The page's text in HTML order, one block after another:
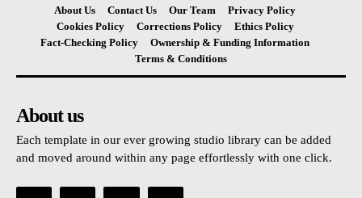
About Us Contact Us Our Team
Privacy Policy
Cookies Policy
Corrections Policy
Ethics Policy
Fact-Checking Policy
Ownership & Funding Information
Terms & Conditions
About us
Each template in our ever growing studio library can be added
and moved around within any page effortlessly with one click.